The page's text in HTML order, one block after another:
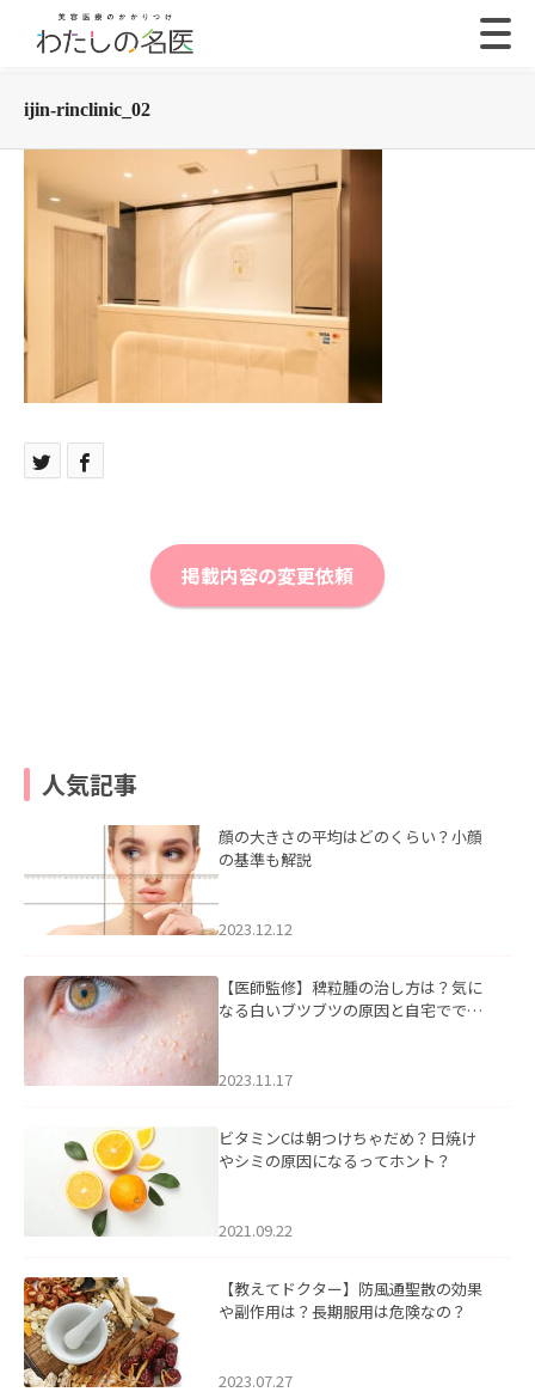
ijin-rinclinic_02
掲載内容の変更依頼
人気記事
顔の大きさの平均はどのくらい？小顔
の基準も解説
2023.12.12
【医師監修】稗粒腫の治し方は？気に
なる白いブツブツの原因と自宅ででき
2023.11.17
ビタミンCは朝つけちゃだめ？日焼け
やシミの原因になるってホント？
2021.09.22
【教えてドクター】防風通聖散の効果
や副作用は？長期服用は危険なの？
2023.07.27